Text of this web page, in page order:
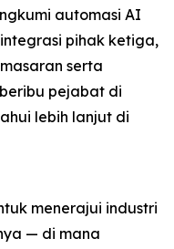
automasi AI
pihak ketiga,
serta
pejabat di
lebih lanjut di
menerajui industri
— di mana